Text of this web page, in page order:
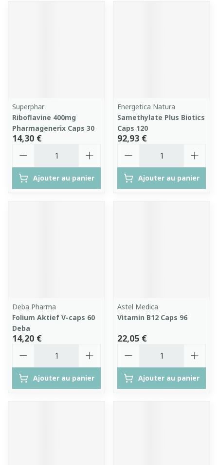
Superphar
Riboflavine 400mg
Pharmagenerix Caps 30
14,30 €
Ajouter au panier
Energetica Natura
Samethylate Plus Biotics
Caps 120
92,93 €
Ajouter au panier
Deba Pharma
Folium Aktief V-caps 60
Deba
14,20 €
Ajouter au panier
Astel Medica
Vitamin B12 Caps 96
22,05 €
Ajouter au panier